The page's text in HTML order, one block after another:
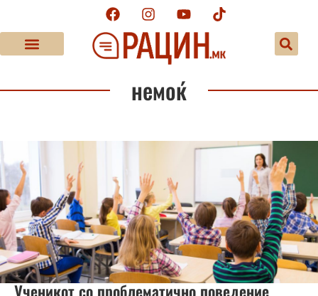
немоќ
Ученикот со проблематично поведение